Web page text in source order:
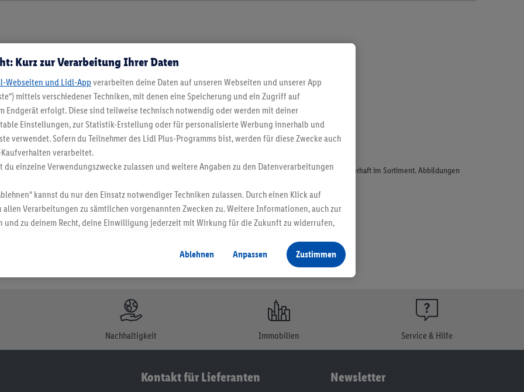
Verkauf ohne Dekoration. Die hier beworbenen Produkte, vor allem NonFood-Produkte, sind nicht alle dauerhaft im Sortiment. Abbildungen
Nachhaltigkeit Immobilien Service & Hilfe
Kontakt für Lieferanten Newsletter
Kurz zur Verarbeitung Ihrer Daten
Webseiten und Lidl-App verarbeiten deine Daten auf unseren Webseiten und unserer App
mittels verschiedener Techniken, mit denen eine Speicherung und ein Zugriff auf
Endgerät erfolgt. Diese sind teilweise technisch notwendig oder werden mit deiner
Einstellungen, zur Statistik-Erstellung oder für personalisierte Werbung innerhalb und
verwendet. Sofern du Teilnehmer des Lidl Plus-Programms bist, werden für diese Zwecke auch
verarbeitet.
du einzelne Verwendungszwecke zulassen und weitere Angaben zu den Datenverarbeitungen
kannst du nur den Einsatz notwendiger Techniken zulassen. Durch einen Klick auf
allen Verarbeitungen zu sämtlichen vorgenannten Zwecken zu. Weitere Informationen, auch zur
und zu deinem Recht, deine Einwilligung jederzeit mit Wirkung für die Zukunft zu widerrufen,
Ablehnen
Anpassen Zustimmen